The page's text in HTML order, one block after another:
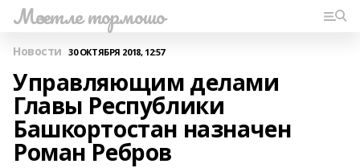
Мәсетле тормошо
Новости 30 ОКТЯБРЯ 2018, 12:57
Управляющим делами
Главы Республики
Башкортостан назначен
Роман Ребров